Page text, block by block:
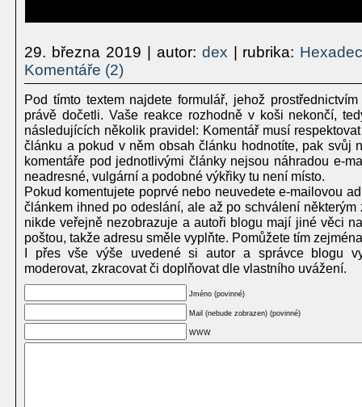
29. března 2019 | autor: dex | rubrika:
Komentáře (2)
Pod tímto textem najdete formulář, jehož
právě dočetli. Vaše reakce rozhodně v koši nekončí,
následujících několik pravidel: Komentář musí
článku a pokud v něm obsah článku hodnotíte, pak svůj
komentáře pod jednotlivými články nejsou náhradou e-
neadresné, vulgární a podobné výkřiky tu není místo.
Pokud komentujete poprvé nebo neuvedete e-mailovou
článkem ihned po odeslání, ale až po schválení
nikde veřejně nezobrazuje a autoři blogu mají jiné věci
poštou, takže adresu směle vyplňte. Pomůžete tím
I přes vše výše uvedené si autor a správce blogu
moderovat, zkracovat či doplňovat dle vlastního uvážení.
Jméno (povinné)
Mail (nebude zobrazen) (povinné)
WWW